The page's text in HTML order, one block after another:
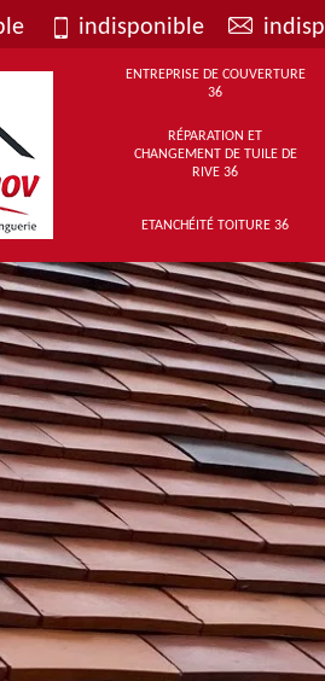
indisponible
ENTREPRISE DE COUVERTURE
36
RÉPARATION ET
CHANGEMENT DE TUILE DE
RIVE 36
ETANCHÉITÉ TOITURE 36